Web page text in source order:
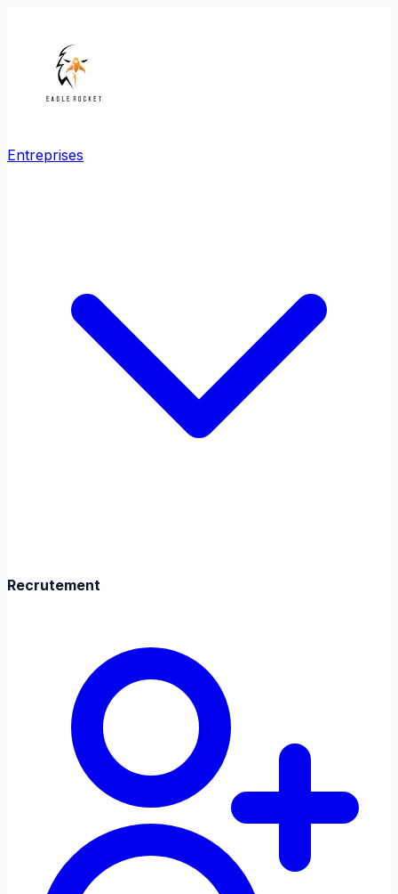
Entreprises
Recrutement